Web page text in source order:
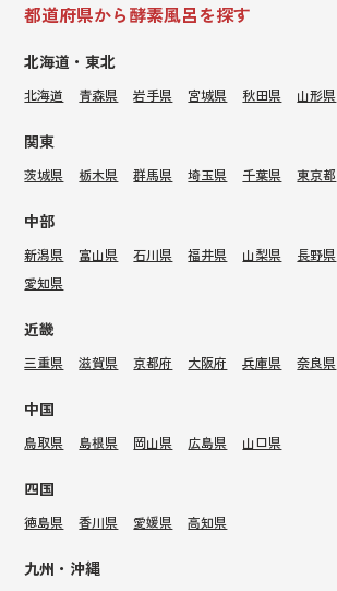
都道府県から酵素風呂を探す
北海道・東北
北海道 青森県 岩手県 宮城県 秋田県 山形県
関東
茨城県 栃木県 群馬県 埼玉県 千葉県 東京都
中部
新潟県 富山県 石川県 福井県 山梨県 長野県
愛知県
近畿
三重県 滋賀県 京都府 大阪府 兵庫県 奈良県
中国
鳥取県 島根県 岡山県 広島県 山口県
四国
徳島県 香川県 愛媛県 高知県
九州・沖縄